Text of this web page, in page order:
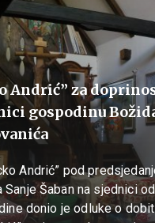
Andrić” za
gospodinu
Andrić” pod
Šaban na sjednici
donio je odluke o